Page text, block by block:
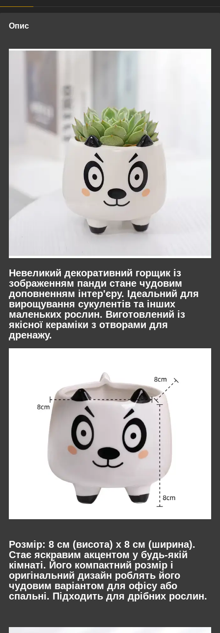
Опис
Невеликий декоративний горщик із
зображенням панди стане чудовим
доповненням інтер'єру. Ідеальний для
вирощування сукулентів та інших
маленьких рослин. Виготовлений із
якісної кераміки з отворами для
дренажу.
Розмір: 8 см (висота) х 8 см (ширина).
Стає яскравим акцентом у будь-якій
кімнаті. Його компактний розмір і
оригінальний дизайн роблять його
чудовим варіантом для офісу або
спальні. Підходить для дрібних рослин.